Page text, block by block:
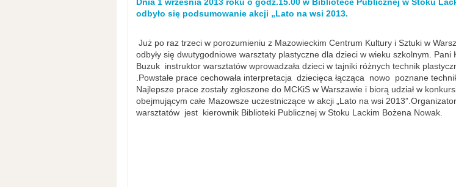
odbyło się podsumowanie akcji „Lato na wsi 2013.
Już po raz trzeci w porozumieniu z Mazowieckim Centrum Kultury i Sztuki w
odbyły się dwutygodniowe warsztaty plastyczne dla dzieci w wieku szkolnym. Pani
Buzuk instruktor warsztatów wprowadzała dzieci w tajniki różnych technik
.Powstałe prace cechowała interpretacja dziecięca łącząca nowo poznane
Najlepsze prace zostały zgłoszone do MCKiS w Warszawie i biorą udział w
obejmującym całe Mazowsze uczestniczące w akcji „Lato na wsi
warsztatów jest kierownik Biblioteki Publicznej w Stoku Lackim Bożena Nowak.